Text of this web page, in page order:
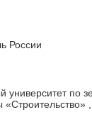
России
университет по
,